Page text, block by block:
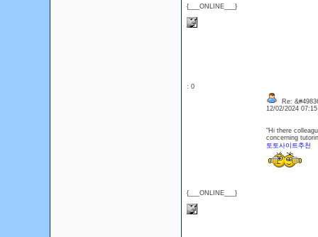
{___ONLINE___}
: 0
{___ONLINE___}
Re:
12/02/2024
"Hi there
concerning
토토사이트추천